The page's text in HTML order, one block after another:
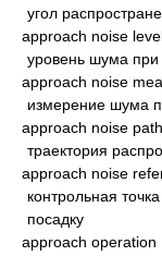
угол
approach noise
уровень шума при
approach noise
измерение шума
approach noise path
траектория
approach noise
контрольная
посадку
approach operation